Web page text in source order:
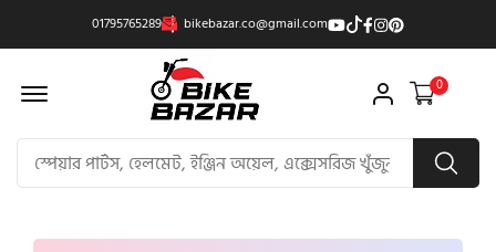
01795765289 bikebazar.co@gmail.com
Offcanvas Menu Open 0